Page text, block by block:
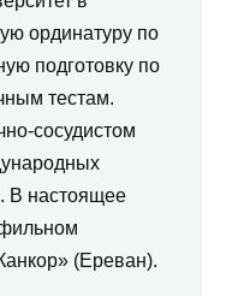
ординатуру по
подготовку по
тестам.
сосудистом
В настоящее
(Ереван).